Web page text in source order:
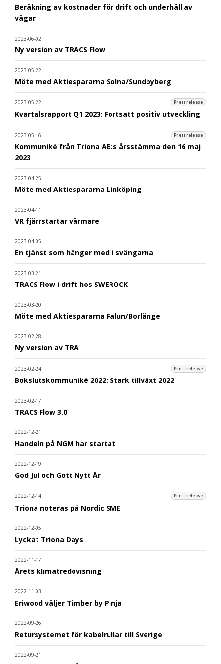
Beräkning av kostnader för drift och underhåll av
vägar
2023-06-02
Ny version av TRACS Flow
2023-05-22
Möte med Aktiespararna Solna/Sundbyberg
2023-05-22 Pressrelease
Kvartalsrapport Q1 2023: Fortsatt positiv utveckling
2023-05-16 Pressrelease
Kommuniké från Triona AB:s årsstämma den 16 maj
2023
2023-04-25
Möte med Aktiespararna Linköping
2023-04-11
VR fjärrstartar värmare
2023-04-05
En tjänst som hänger med i svängarna
2023-03-21
TRACS Flow i drift hos SWEROCK
2023-03-20
Möte med Aktiespararna Falun/Borlänge
2023-02-28
Ny version av TRA
2023-02-24 Pressrelease
Bokslutskommuniké 2022: Stark tillväxt 2022
2023-02-17
TRACS Flow 3.0
2022-12-21
Handeln på NGM har startat
2022-12-19
God Jul och Gott Nytt År
2022-12-14 Pressrelease
Triona noteras på Nordic SME
2022-12-05
Lyckat Triona Days
2022-11-17
Årets klimatredovisning
2022-11-03
Eriwood väljer Timber by Pinja
2022-09-26
Retursystemet för kabelrullar till Sverige
2022-09-21